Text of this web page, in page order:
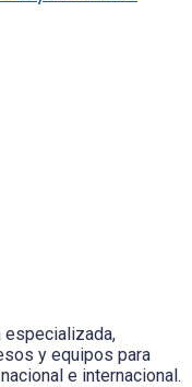
y equipos para
e internacional.